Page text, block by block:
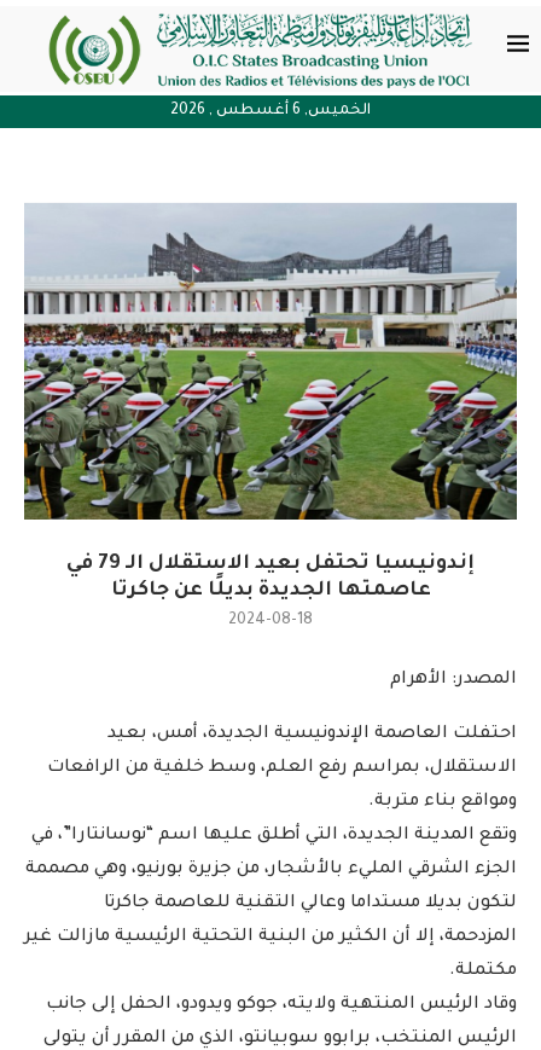
الخميس, 6 أغسطس , 2026
إندونيسيا تحتفل بعيد الاستقلال الـ 79 في
عاصمتها الجديدة بديلًا عن جاكرتا
2024-08-18
المصدر: الأهرام
احتفلت العاصمة الإندونيسية الجديدة، أمس، بعيد
الاستقلال، بمراسم رفع العلم، وسط خلفية من الرافعات
ومواقع بناء متربة.
وتقع المدينة الجديدة، التي أطلق عليها اسم “نوسانتارا”، في
الجزء الشرقي المليء بالأشجار، من جزيرة بورنيو، وهي مصممة
لتكون بديلا مستداما وعالي التقنية للعاصمة جاكرتا
المزدحمة، إلا أن الكثير من البنية التحتية الرئيسية مازالت غير
مكتملة.
وقاد الرئيس المنتهية ولايته، جوكو ويدودو، الحفل إلى جانب
الرئيس المنتخب، برابوو سوبيانتو، الذي من المقرر أن يتولى